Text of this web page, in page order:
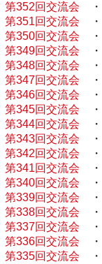
第352回交流会 ・
第351回交流会 ・
第350回交流会 ・
第349回交流会 ・
第348回交流会 ・
第347回交流会 ・
第346回交流会 ・
第345回交流会 ・
第344回交流会 ・
第343回交流会 ・
第342回交流会 ・
第341回交流会 ・
第340回交流会 ・
第339回交流会 ・
第338回交流会 ・
第337回交流会 ・
第336回交流会 ・
第335回交流会 ・